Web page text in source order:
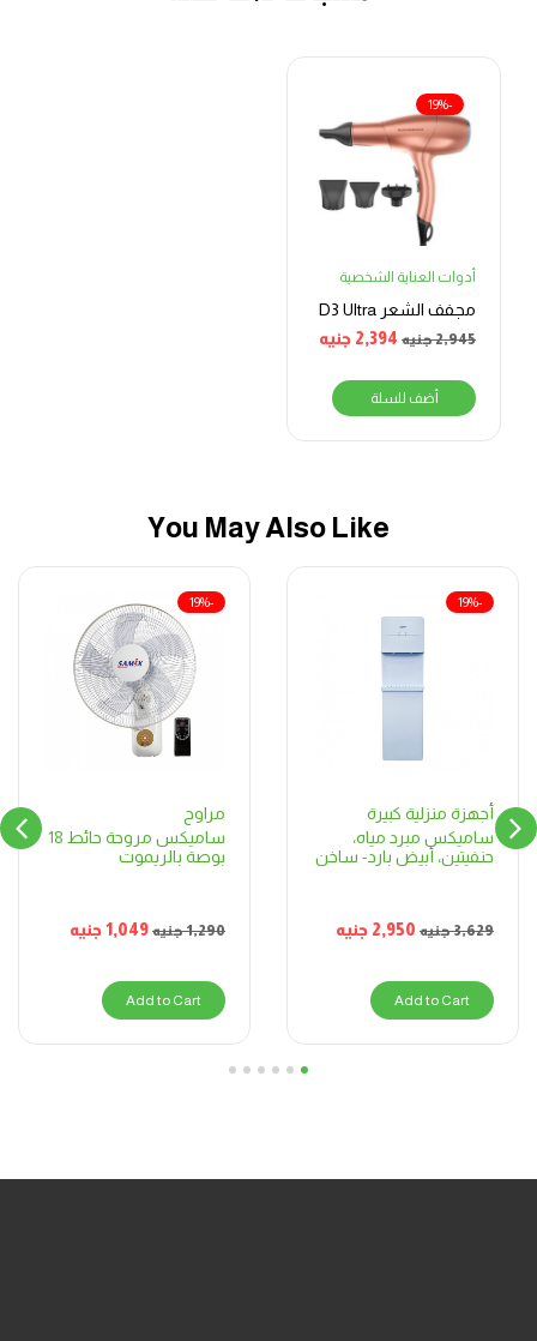
-19%
أدوات العناية الشخصية
مجفف الشعر D3 Ultra
2,945جنيه 2,394 جنيه
أضف للسلة
You May Also Like
أجهزة منزلية كبيرة
ساميكس مبرد مياه،
حنفيتين، أبيض بارد- ساخن
3,629جنيه 2,950 جنيه
-19%
Add to Cart
مراوح
ساميكس مروحة حائط 18
بوصة بالريموت
1,290جنيه 1,049جنيه
-19%
Add to Cart
1
2